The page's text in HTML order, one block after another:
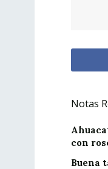
Notas
con
Buena